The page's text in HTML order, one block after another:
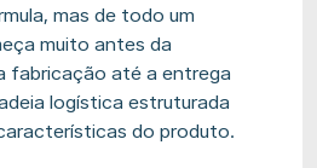
mas de todo um
muito antes da
fabricação até a entrega
logística estruturada
do produto.